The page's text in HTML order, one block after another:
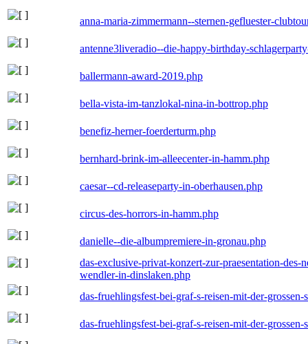
anna-maria-zimmermann--sternen-gefluester-
antenne3liveradio--die-happy-birthday-
ballermann-award-2019.php
bella-vista-im-tanzlokal-nina-in-bottrop.php
benefiz-herner-foerderturm.php
bernhard-brink-im-alleecenter-in-hamm.php
caesar--cd-releaseparty-in-oberhausen.php
circus-des-horrors-in-hamm.php
danielle--die-albumpremiere-in-gronau.php
das-exclusive-privat-konzert-zur-praesentation-
wendler-in-dinslaken.php
das-fruehlingsfest-bei-graf-s-reisen-mit-der-
das-fruehlingsfest-bei-graf-s-reisen-mit-der-